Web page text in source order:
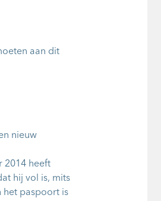
aan dit
nieuw
2014 heeft
hij vol is, mits
het paspoort is